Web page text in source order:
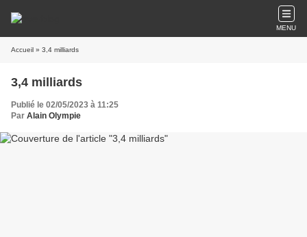
MENU
Accueil » 3,4 milliards
3,4 milliards
Publié le 02/05/2023 à 11:25
Par Alain Olympie